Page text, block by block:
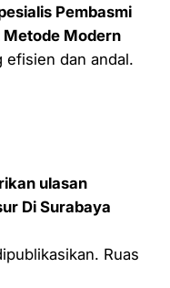
Pembasmi
Metode Modern
efisien dan andal.
ulasan
Di Surabaya
Ruas